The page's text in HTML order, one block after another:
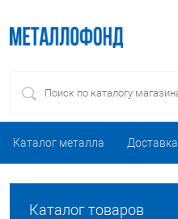
Каталог металла Доставка
Каталог товаров